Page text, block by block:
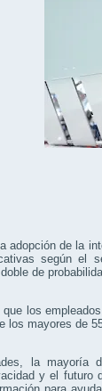
adopción de la
según el
de
los
los mayores de
la mayoría
y el